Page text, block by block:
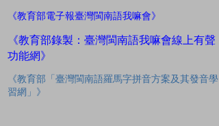
《教育部電子報臺灣閩南語我嘛會》
《教育部錄製：臺灣閩南語我嘛會線上有聲
功能網》
《教育部「臺灣閩南語羅馬字拼音方案及其發音學
習網」》